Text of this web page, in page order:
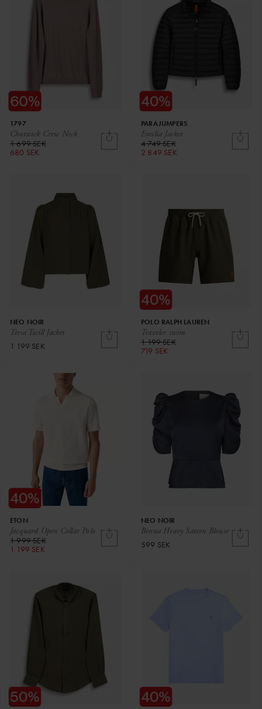
Chatwick Crew Neck
1797
1 699 SEK
680 SEK
Emilia Jacket
PARAJUMPERS
4 749 SEK
2 849 SEK
Tirsa Twill Jacket
NEO NOIR
1 199 SEK
Traveler swim
POLO RALPH LAUREN
1 199 SEK
719 SEK
Jacquard Open Collar Polo
ETON
1 999 SEK
1 199 SEK
Benua Heavy Sateen Blouse
NEO NOIR
599 SEK